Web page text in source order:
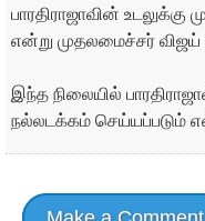
பாரதிராஜாவின் உடலுக்கு
என்று முதலமைச்சர் விஜய்
இந்த நிலையில்
நல்லடக்கம் செய்யப்படும்